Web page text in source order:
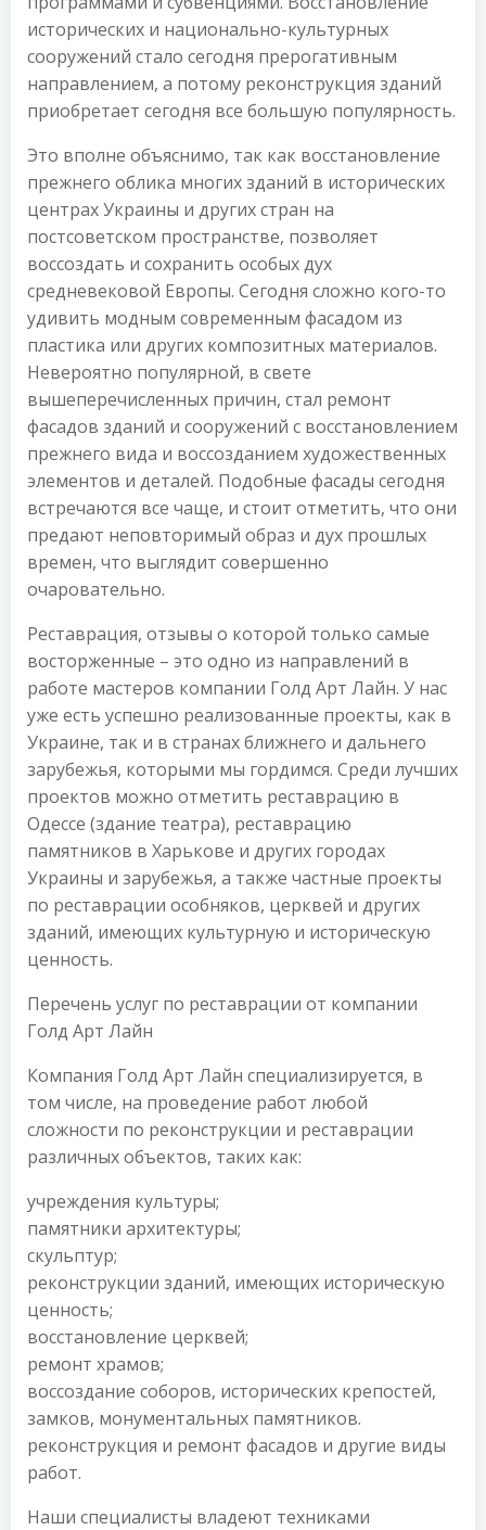
исторических и национально-культурных
сооружений стало сегодня прерогативным
направлением, а потому реконструкция зданий
приобретает сегодня все большую популярность.
Это вполне объяснимо, так как восстановление
прежнего облика многих зданий в исторических
центрах Украины и других стран на
постсоветском пространстве, позволяет
воссоздать и сохранить особых дух
средневековой Европы. Сегодня сложно кого-то
удивить модным современным фасадом из
пластика или других композитных материалов.
Невероятно популярной, в свете
вышеперечисленных причин, стал ремонт
фасадов зданий и сооружений с восстановлением
прежнего вида и воссозданием художественных
элементов и деталей. Подобные фасады сегодня
встречаются все чаще, и стоит отметить, что они
предают неповторимый образ и дух прошлых
времен, что выглядит совершенно
очаровательно.
Реставрация, отзывы о которой только самые
восторженные – это одно из направлений в
работе мастеров компании Голд Арт Лайн. У нас
уже есть успешно реализованные проекты, как в
Украине, так и в странах ближнего и дальнего
зарубежья, которыми мы гордимся. Среди лучших
проектов можно отметить реставрацию в
Одессе (здание театра), реставрацию
памятников в Харькове и других городах
Украины и зарубежья, а также частные проекты
по реставрации особняков, церквей и других
зданий, имеющих культурную и историческую
ценность.
Перечень услуг по реставрации от компании
Голд Арт Лайн
Компания Голд Арт Лайн специализируется, в
том числе, на проведение работ любой
сложности по реконструкции и реставрации
различных объектов, таких как:
учреждения культуры;
памятники архитектуры;
скульптур;
реконструкции зданий, имеющих историческую
ценность;
восстановление церквей;
ремонт храмов;
воссоздание соборов, исторических крепостей,
замков, монументальных памятников.
реконструкция и ремонт фасадов и другие виды
работ.
Наши специалисты владеют техниками